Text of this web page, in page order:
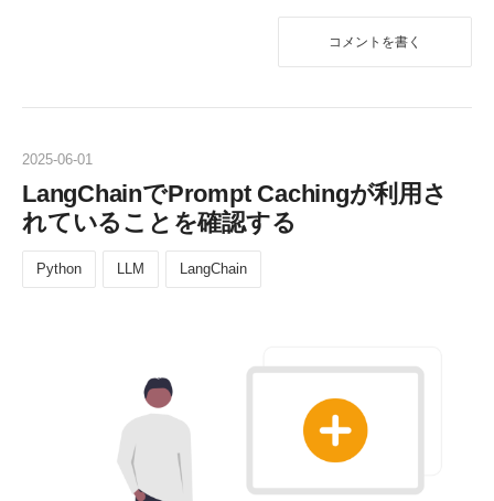
コメントを書く
2025-06-01
LangChainでPrompt Cachingが利用さ
れていることを確認する
Python LLM LangChain